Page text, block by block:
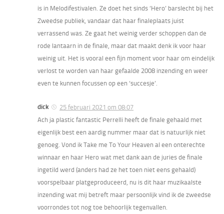
is in Melodifestivalen. Ze doet het sinds ‘Hero’ barslecht bij het
Zweedse publiek, vandaar dat haar finaleplaats juist
verrassend was. Ze gaat het weinig verder schoppen dan de
rode lantaarn in de finale, maar dat maakt denk ik voor haar
weinig uit. Het is vooral een fijn moment voor haar om eindelijk
verlost te worden van haar gefaalde 2008 inzending en weer
even te kunnen focussen op een ‘succesje’.
dick
25 februari 2021 om 08:07
Ach ja plastic fantastic Perrelli heeft de finale gehaald met
eigenlijk best een aardig nummer maar dat is natuurlijk niet
genoeg. Vond ik Take me To Your Heaven al een onterechte
winnaar en haar Hero wat met dank aan de juries de finale
ingetild werd (anders had ze het toen niet eens gehaald)
voorspelbaar platgeproduceerd, nu is dit haar muzikaalste
inzending wat mij betreft maar persoonlijk vind ik de zweedse
voorrondes tot nog toe behoorlijk tegenvallen.